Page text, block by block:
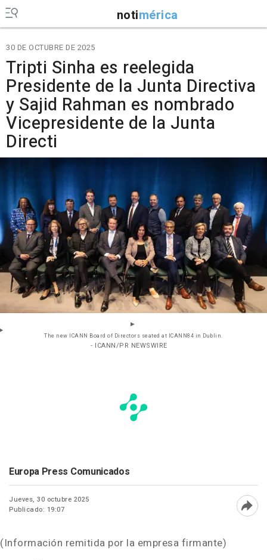
notimérica
30 DE OCTUBRE DE 2025
Tripti Sinha es reelegida
Presidente de la Junta Directiva
y Sajid Rahman es nombrado
Vicepresidente de la Junta
Directi
The new ICANN Board of Directors seated at ICANN84 in Dublin.
- ICANN/PR NEWSWIRE
Europa Press Comunicados
Jueves, 30 octubre 2025
Publicado: 19:07
(Información remitida por la empresa firmante)